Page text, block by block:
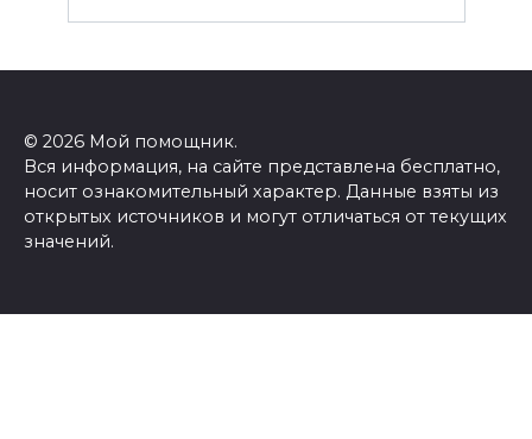
© 2026 Мой помощник.
Вся информация, на сайте представлена бесплатно,
носит ознакомительный характер. Данные взяты из
открытых источников и могут отличаться от текущих
значений.